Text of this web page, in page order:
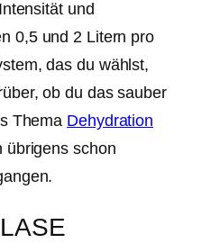
und
0,5 und 2 Litern pro
das du wählst,
ob du das sauber
Thema Dehydration
übrigens schon